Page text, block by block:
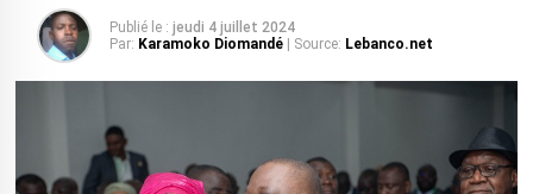
Publié le : jeudi 4 juillet 2024
Par: Karamoko Diomandé | Source: Lebanco.net